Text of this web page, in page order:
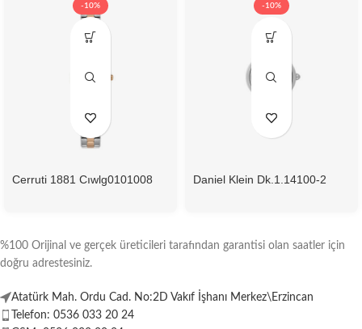
-10%
Cerruti 1881 Cıwlg0101008
-10%
Daniel Klein Dk.1.14100-2
%100 Orijinal ve gerçek üreticileri tarafından garantisi olan saatler için
doğru adrestesiniz.
Atatürk Mah. Ordu Cad. No:2D Vakıf İşhanı Merkez\Erzincan
Telefon: 0536 033 20 24